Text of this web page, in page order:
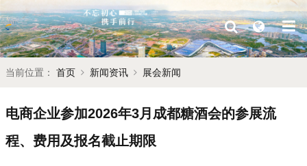
当前位置： 首页 新闻资讯 展会新闻
电商企业参加2026年3月成都糖酒会的参展流
程、费用及报名截止期限